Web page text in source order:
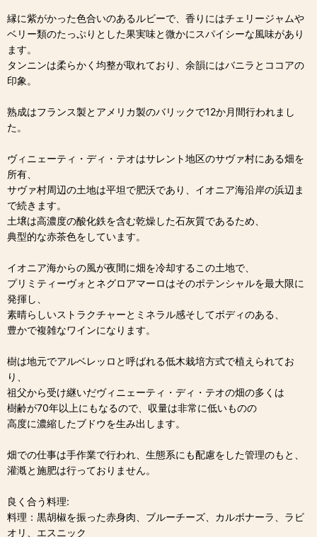
縁に紫がかった色合いのあるルビーで、香りにはチェリージャムや
ベリー類のたっぷりとした果実味と微かにスパイシーな風味があり
ます。
タンニンは柔らかく均整が取れており、余韻にはバニラとココアの
印象。
熟成はフランス製とアメリカ製のバリックで12か月間行われまし
た。
ヴィニェーティ・ディ・テオはサレント地区のサヴァ村にある畑を
所有、
サヴァ村周辺の土地は平坦で肥沃であり、イオニア海沿岸の浜辺ま
で続きます。
土壌は高濃度の酸化鉄を含む乾燥した石灰質であるため、
典型的な赤茶色をしています。
イオニア海からの風が夜間に畑を冷却するこの土地で、
プリミティーヴォとネグロアマーロはそのポテンシャルを最大限に
発揮し、
素晴らしいストラクチャーとミネラル感そしてボディのある、
豊かで複雑なワインになります。
樹は地元でアルベレッロと呼ばれる低木栽培方式で植えられてお
り、
祖父から受け継いだヴィニェーティ・ディ・テオの畑の多くは
樹齢が70年以上にもなるので、収量は非常に低いものの
高度に濃縮したブドウを生み出します。
畑での仕事は手作業で行われ、生態系にも配慮をした管理のもと、
灌漑と施肥は行っておりません。
良く合う料理:
料理：黒胡椒を振った赤身肉、ブルーチーズ、カルボナーラ、ラビ
オリ、エスニック